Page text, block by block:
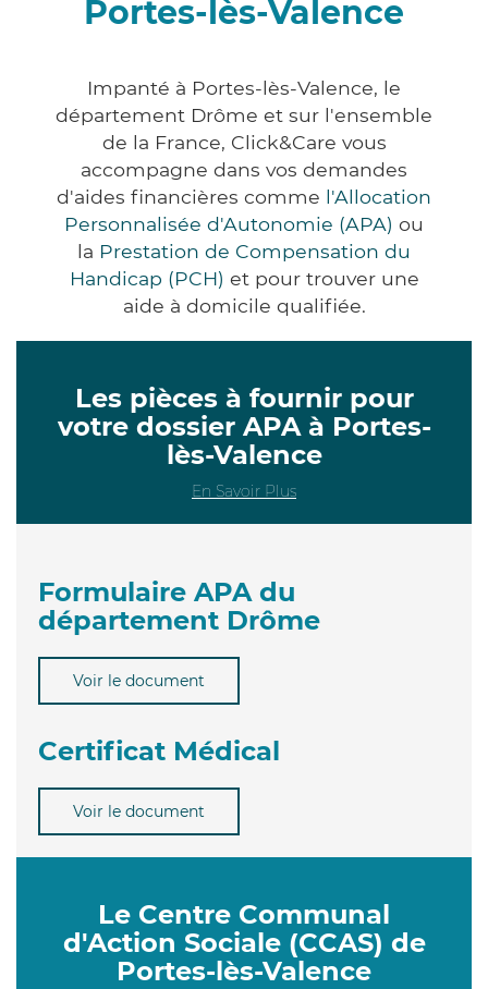
Portes-lès-Valence
Impanté à Portes-lès-Valence, le
département Drôme et sur l'ensemble
de la France, Click&Care vous
accompagne dans vos demandes
d'aides financières comme l'Allocation
Personnalisée d'Autonomie (APA) ou
la Prestation de Compensation du
Handicap (PCH) et pour trouver une
aide à domicile qualifiée.
Les pièces à fournir pour
votre dossier APA à Portes-
lès-Valence
En Savoir Plus
Formulaire APA du
département Drôme
Voir le document
Certificat Médical
Voir le document
Le Centre Communal
d'Action Sociale (CCAS) de
Portes-lès-Valence